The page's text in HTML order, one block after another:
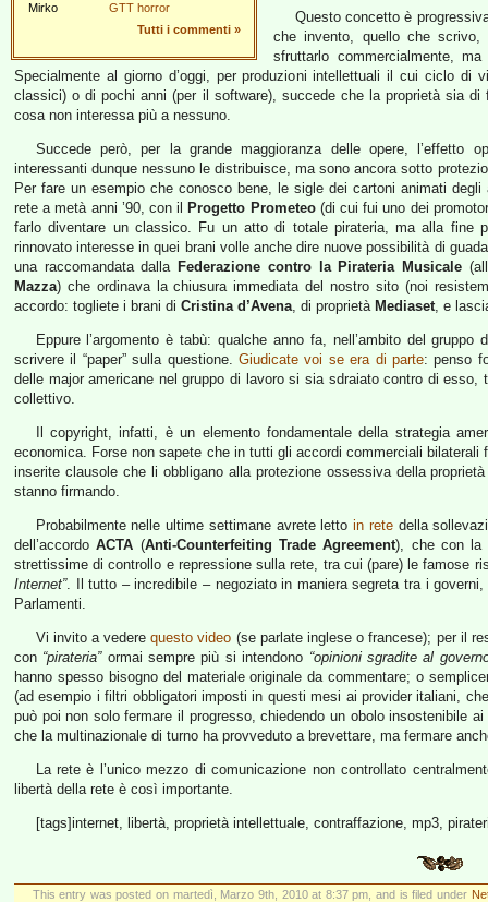
Mirko
GTT horror
Tutti i commenti »
Questo concetto è
che invento, quello che
sfruttarlo commercialmente,
Specialmente al giorno d’oggi, per produzioni intellettuali il cui ciclo di
classici) o di pochi anni (per il software), succede che la proprietà sia
cosa non interessa più a nessuno.
Succede però, per la grande maggioranza delle opere, l’effetto
interessanti dunque nessuno le distribuisce, ma sono ancora sotto
Per fare un esempio che conosco bene, le sigle dei cartoni animati degli
rete a metà anni ’90, con il
Progetto Prometeo(di cui fui uno dei
farlo diventare un classico. Fu un atto di totale pirateria, ma alla fine
rinnovato interesse in quei brani volle anche dire nuove possibilità di
una raccomandata dalla Federazione contro la Pirateria Musicale
Mazza) che ordinava la chiusura immediata del nostro sito (noi
accordo: togliete i brani di Cristina d’Avena, di proprietà Mediaset, e
Eppure l’argomento è tabù: qualche anno fa, nell’ambito del gruppo
scrivere il “paper” sulla questione. Giudicate voi se era di parte: penso
delle major americane nel gruppo di lavoro si sia sdraiato contro di
collettivo.
Il copyright, infatti, è un elemento fondamentale della strategia
economica. Forse non sapete che in tutti gli accordi commerciali
inserite clausole che li obbligano alla protezione ossessiva della
stanno firmando.
Probabilmente nelle ultime settimane avrete lettoin retedella
dell’accordoACTA (Anti-Counterfeiting Trade Agreement), che con la
strettissime di controllo e repressione sulla rete, tra cui (pare) le famose
Internet”. Il tutto – incredibile – negoziato in maniera segreta tra i
Parlamenti.
Vi invito a vederequesto video (se parlate inglese o francese); per il
con “pirateria”ormai sempre più si intendono “opinioni sgradite al
hanno spesso bisogno del materiale originale da commentare; o
(ad esempio i filtri obbligatori imposti in questi mesi ai provider italiani,
può poi non solo fermare il progresso, chiedendo un obolo insostenibile
che la multinazionale di turno ha provveduto a brevettare, ma fermare
La rete è l’unico mezzo di comunicazione non controllato
libertà della rete è così importante.
[tags]internet, libertà, proprietà intellettuale, contraffazione, mp3,
This entry was posted on martedì, Marzo 9th, 2010 at 8:37 pm, and is filed under